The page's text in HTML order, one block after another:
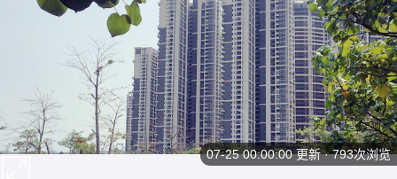
07-25 00:00:00更新 · 793次浏览